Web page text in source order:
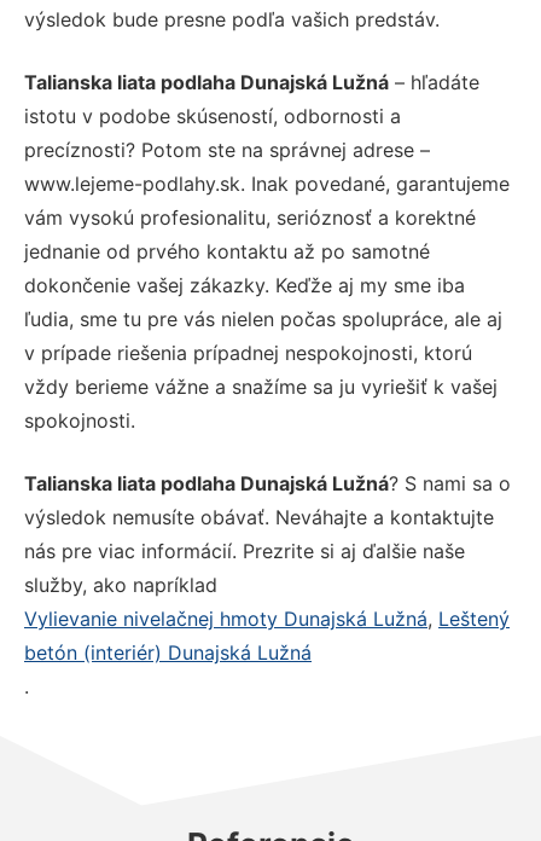
výsledok bude presne podľa vašich predstáv.
Talianska liata podlaha Dunajská Lužná – hľadáte
istotu v podobe skúseností, odbornosti a
precíznosti? Potom ste na správnej adrese –
www.lejeme-podlahy.sk. Inak povedané, garantujeme
vám vysokú profesionalitu, serióznosť a korektné
jednanie od prvého kontaktu až po samotné
dokončenie vašej zákazky. Keďže aj my sme iba
ľudia, sme tu pre vás nielen počas spolupráce, ale aj
v prípade riešenia prípadnej nespokojnosti, ktorú
vždy berieme vážne a snažíme sa ju vyriešiť k vašej
spokojnosti.
Talianska liata podlaha Dunajská Lužná? S nami sa o
výsledok nemusíte obávať. Neváhajte a kontaktujte
nás pre viac informácií. Prezrite si aj ďalšie naše
služby, ako napríklad
Vylievanie nivelačnej hmoty Dunajská Lužná, Leštený
betón (interiér) Dunajská Lužná
.